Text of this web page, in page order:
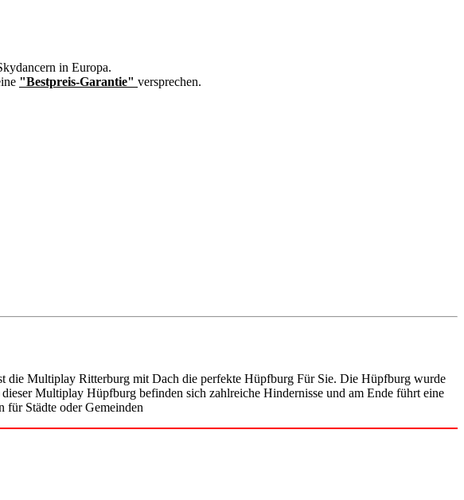
in Europa.
"Bestpreis-Garantie" versprechen.
die Multiplay Ritterburg mit Dach die perfekte Hüpfburg Für Sie. Die Hüpfburg wurde
Multiplay Hüpfburg befinden sich zahlreiche Hindernisse und am Ende führt eine
Städte oder Gemeinden